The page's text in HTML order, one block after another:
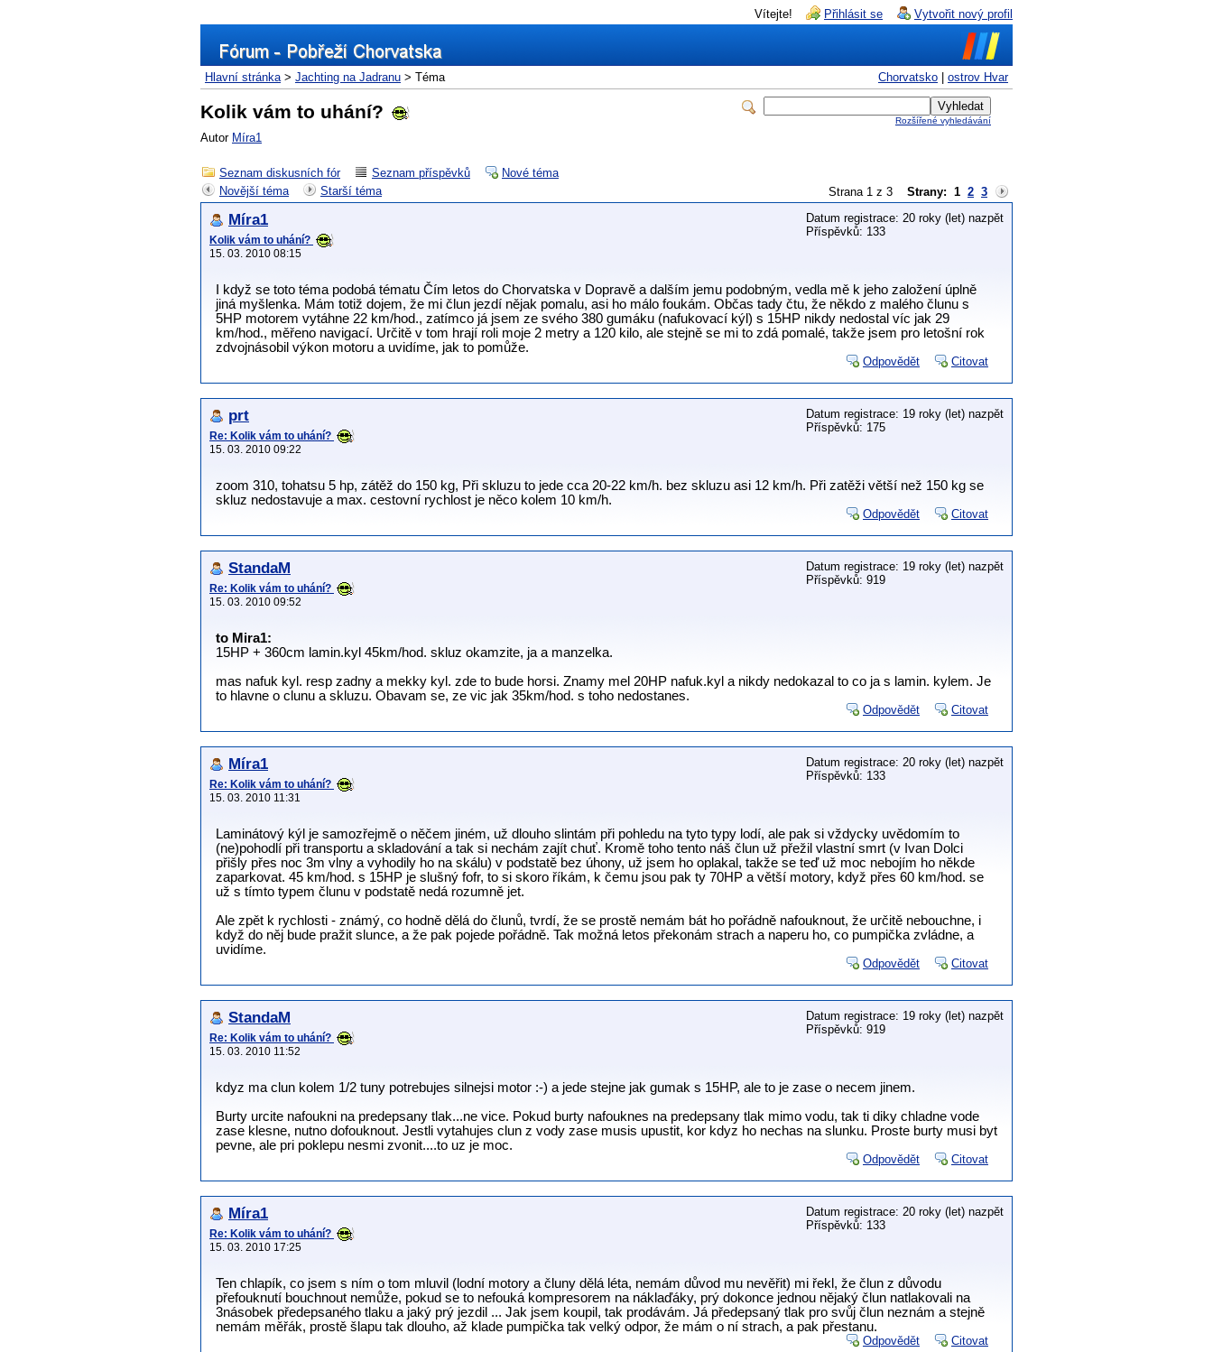
Vítejte! Přihlásit se Vytvořit nový profil
Chorvatsko ostrov Hvar
Hlavní stránka> Jachting na Jadranu > Téma
Rozšířené vyhledávání
Kolik vám to uhání?
Autor Míra1
Seznam diskusních fór Seznam příspěvků
Nové téma
Strana 1 z 3 Strany: 1 2 3
Novější téma Starší téma
Míra1
Kolik vám to uhání?
15. 03. 2010 08:15
Datum registrace: 20 roky (let) nazpět
Příspěvků: 133
I když se toto téma podobá tématu Čím letos do Chorvatska v Dopravě a dalším jemu podobným, vedla mě k jeho založení úplně
jiná myšlenka. Mám totiž dojem, že mi člun jezdí nějak pomalu, asi ho málo foukám. Občas tady čtu, že někdo z malého člunu s
5HP motorem vytáhne 22 km/hod., zatímco já jsem ze svého 380 gumáku (nafukovací kýl) s 15HP nikdy nedostal víc jak 29
km/hod., měřeno navigací. Určitě v tom hrají roli moje 2 metry a 120 kilo, ale stejně se mi to zdá pomalé, takže jsem pro letošní rok
zdvojnásobil výkon motoru a uvidíme, jak to pomůže.
Odpovědět Citovat
prt
Re: Kolik vám to uhání?
15. 03. 2010 09:22
Datum registrace: 19 roky (let) nazpět
Příspěvků: 175
zoom 310, tohatsu 5 hp, zátěž do 150 kg, Při skluzu to jede cca 20-22 km/h. bez skluzu asi 12 km/h. Při zatěži větší než 150 kg se
skluz nedostavuje a max. cestovní rychlost je něco kolem 10 km/h.
Odpovědět Citovat
StandaM
Re: Kolik vám to uhání?
15. 03. 2010 09:52
Datum registrace: 19 roky (let) nazpět
Příspěvků: 919
to Mira1:
15HP + 360cm lamin.kyl 45km/hod. skluz okamzite, ja a manzelka.
mas nafuk kyl. resp zadny a mekky kyl. zde to bude horsi. Znamy mel 20HP nafuk.kyl a nikdy nedokazal to co ja s lamin. kylem. Je
to hlavne o clunu a skluzu. Obavam se, ze vic jak 35km/hod. s toho nedostanes.
Odpovědět Citovat
Míra1
Re: Kolik vám to uhání?
15. 03. 2010 11:31
Datum registrace: 20 roky (let) nazpět
Příspěvků: 133
Laminátový kýl je samozřejmě o něčem jiném, už dlouho slintám při pohledu na tyto typy lodí, ale pak si vždycky uvědomím to
(ne)pohodlí při transportu a skladování a tak si nechám zajít chuť. Kromě toho tento náš člun už přežil vlastní smrt (v Ivan Dolci
přišly přes noc 3m vlny a vyhodily ho na skálu) v podstatě bez úhony, už jsem ho oplakal, takže se teď už moc nebojím ho někde
zaparkovat. 45 km/hod. s 15HP je slušný fofr, to si skoro říkám, k čemu jsou pak ty 70HP a větší motory, když přes 60 km/hod. se
už s tímto typem člunu v podstatě nedá rozumně jet.
Ale zpět k rychlosti - známý, co hodně dělá do člunů, tvrdí, že se prostě nemám bát ho pořádně nafouknout, že určitě nebouchne, i
když do něj bude pražit slunce, a že pak pojede pořádně. Tak možná letos překonám strach a naperu ho, co pumpička zvládne, a
uvidíme.
Odpovědět Citovat
StandaM
Re: Kolik vám to uhání?
15. 03. 2010 11:52
Datum registrace: 19 roky (let) nazpět
Příspěvků: 919
kdyz ma clun kolem 1/2 tuny potrebujes silnejsi motor :-) a jede stejne jak gumak s 15HP, ale to je zase o necem jinem.
Burty urcite nafoukni na predepsany tlak...ne vice. Pokud burty nafouknes na predepsany tlak mimo vodu, tak ti diky chladne vode
zase klesne, nutno dofouknout. Jestli vytahujes clun z vody zase musis upustit, kor kdyz ho nechas na slunku. Proste burty musi byt
pevne, ale pri poklepu nesmi zvonit....to uz je moc.
Odpovědět Citovat
Míra1
Re: Kolik vám to uhání?
15. 03. 2010 17:25
Datum registrace: 20 roky (let) nazpět
Příspěvků: 133
Ten chlapík, co jsem s ním o tom mluvil (lodní motory a čluny dělá léta, nemám důvod mu nevěřit) mi řekl, že člun z důvodu
přefouknutí bouchnout nemůže, pokud se to nefouká kompresorem na náklaďáky, prý dokonce jednou nějaký člun natlakovali na
3násobek předepsaného tlaku a jaký prý jezdil ... Jak jsem koupil, tak prodávám. Já předepsaný tlak pro svůj člun neznám a stejně
nemám měřák, prostě šlapu tak dlouho, až klade pumpička tak velký odpor, že mám o ní strach, a pak přestanu.
Odpovědět Citovat